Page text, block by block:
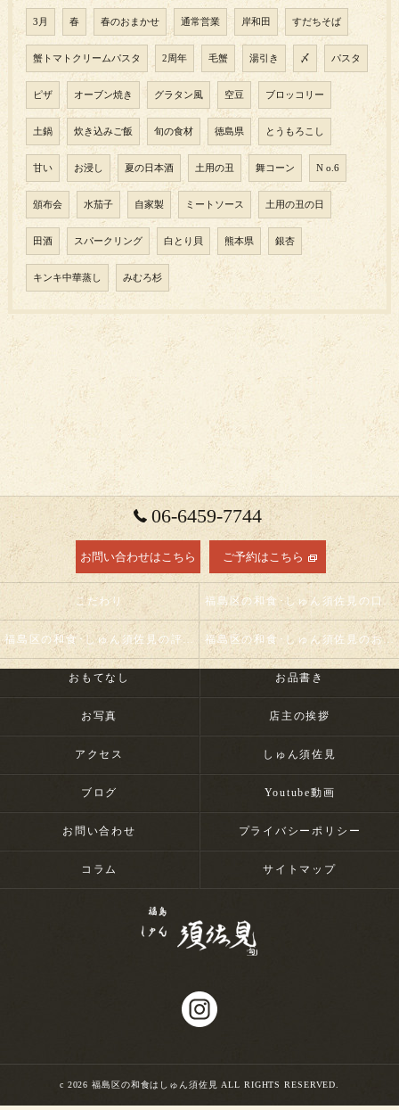
3月 春 春のおまかせ 通常営業 岸和田 すだちそば
蟹トマトクリームパスタ 2周年 毛蟹 湯引き 〆 パスタ
ピザ オーブン焼き グラタン風 空豆 ブロッコリー
土鍋 炊き込みご飯 旬の食材 徳島県 とうもろこし
甘い お浸し 夏の日本酒 土用の丑 舞コーン N o.6
頒布会 水茄子 自家製 ミートソース 土用の丑の日
田酒 スパークリング 白とり貝 熊本県 銀杏
キンキ中華蒸し みむろ杉
06-6459-7744
お問い合わせはこちら ご予約はこちら
こだわり 福島区の和食･しゅん須佐見の口コミ情報
福島区の和食･しゅん須佐見の評判 福島区の和食･しゅん須佐見のお客様の声
おもてなし お品書き
お写真 店主の挨拶
アクセス しゅん須佐見
ブログ Youtube動画
お問い合わせ プライバシーポリシー
コラム サイトマップ
c 2026 福島区の和食はしゅん須佐見 ALL RIGHTS RESERVED.